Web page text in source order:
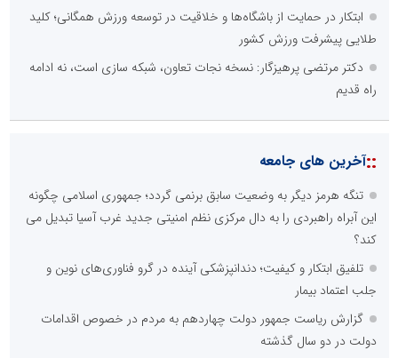
ابتکار در حمایت از باشگاه‌ها و خلاقیت در توسعه ورزش همگانی؛ کلید
طلایی پیشرفت ورزش کشور
دکتر مرتضی پرهیزگار: نسخه نجات تعاون، شبکه سازی است، نه ادامه
راه قدیم
::آخرین های جامعه
تنگه هرمز دیگر به وضعیت سابق برنمی گردد؛ جمهوری اسلامی چگونه
این آبراه راهبردی را به دال مرکزی نظم امنیتی جدید غرب آسیا تبدیل می
کند؟
تلفیق ابتکار و کیفیت؛ دندانپزشکی آینده در گرو فناوری‌های نوین و
جلب اعتماد بیمار
گزارش ریاست جمهور دولت چهاردهم به مردم در خصوص اقدامات
دولت در دو سال گذشته